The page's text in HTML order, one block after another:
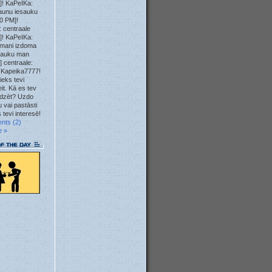
23. May
23. May
12. May
10. May
04. May
04. May
04. May
01. May
KaPeIKa:
iesauku
PM]!
centraale
KaPeIKa:
izdoma
man
centraale:
tevi
Kā es tev
Uzdo
vai pastāsti
tevi interesē!
(2)
»